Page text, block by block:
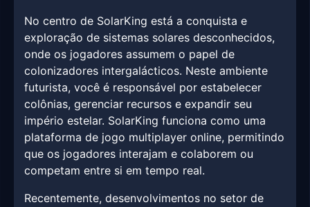
No centro de SolarKing está a conquista e
exploração de sistemas solares desconhecidos,
onde os jogadores assumem o papel de
colonizadores intergalácticos. Neste ambiente
futurista, você é responsável por estabelecer
colônias, gerenciar recursos e expandir seu
império estelar. SolarKing funciona como uma
plataforma de jogo multiplayer online, permitindo
que os jogadores interajam e colaborem ou
competam entre si em tempo real.
Recentemente, desenvolvimentos no setor de